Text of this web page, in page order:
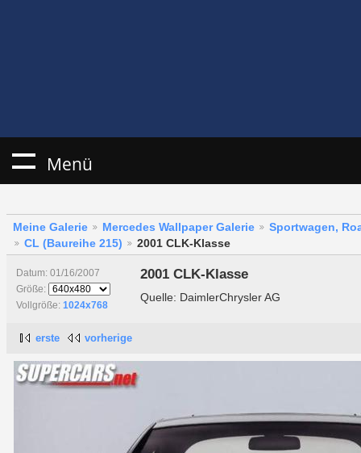
Menü
Meine Galerie Mercedes Wallpaper Galerie
Sportwagen,
CL (Baureihe 215)
2001 CLK-Klasse
Datum: 01/16/2007
Größe:
Vollgröße: 1024x768
2001 CLK-Klasse
Quelle: DaimlerChrysler AG
erste vorherige